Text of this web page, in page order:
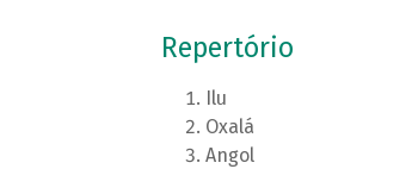
Repertório
Ilu
Oxalá
Angol